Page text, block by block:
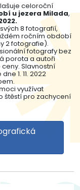
celoroční
u jezera Milada,
8 fotografií,
ročním období
2 fotografie).
fotografy bez
porota a autoři
Slavnostní
1. 11. 2022
využívat
štěstí pro zachycení